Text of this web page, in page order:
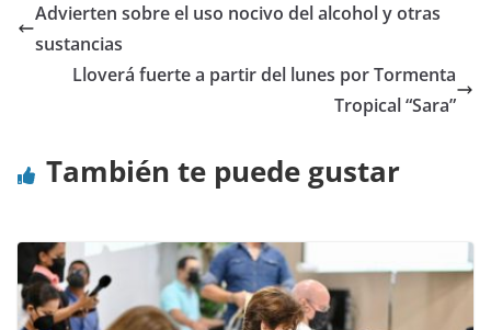
Advierten sobre el uso nocivo del alcohol y otras
sustancias
Lloverá fuerte a partir del lunes por Tormenta
Tropical “Sara”
También te puede gustar